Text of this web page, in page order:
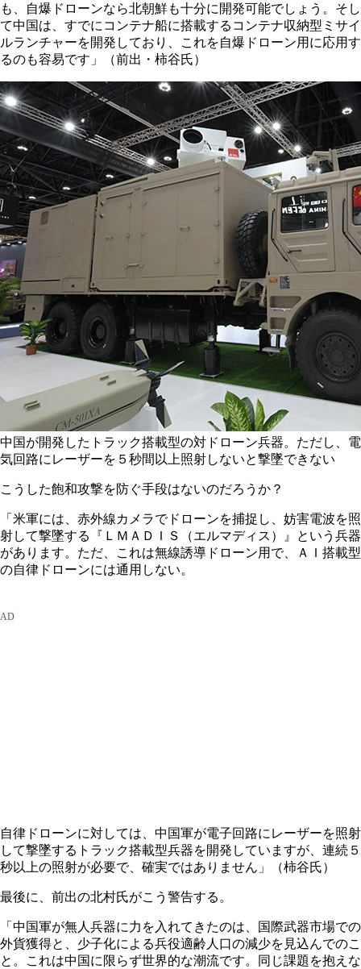
も、自爆ドローンなら北朝鮮も十分に開発可能でしょう。そし
て中国は、すでにコンテナ船に搭載するコンテナ収納型ミサイ
ルランチャーを開発しており、これを自爆ドローン用に応用す
るのも容易です」（前出・柿谷氏）
中国が開発したトラック搭載型の対ドローン兵器。ただし、電
気回路にレーザーを５秒間以上照射しないと撃墜できない
こうした飽和攻撃を防ぐ手段はないのだろうか？
「米軍には、赤外線カメラでドローンを捕捉し、妨害電波を照
射して撃墜する『ＬＭＡＤＩＳ（エルマディス）』という兵器
があります。ただ、これは無線誘導ドローン用で、ＡＩ搭載型
の自律ドローンには通用しない。
自律ドローンに対しては、中国軍が電子回路にレーザーを照射
して撃墜するトラック搭載型兵器を開発していますが、連続５
秒以上の照射が必要で、確実ではありません」（柿谷氏）
最後に、前出の北村氏がこう警告する。
「中国軍が無人兵器に力を入れてきたのは、国際武器市場での
外貨獲得と、少子化による兵役適齢人口の減少を見込んでのこ
と。これは中国に限らず世界的な潮流です。同じ課題を抱えな